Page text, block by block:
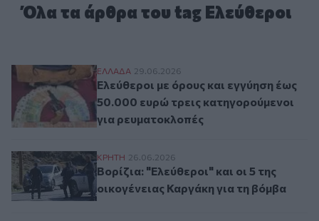
Όλα τα άρθρα του tag Ελεύθεροι
Ελεύθεροι με όρους και εγγύηση έως
ΕΛΛAΔΑ 29.06.2026
Ελεύθεροι με όρους και εγγύηση έως
50.000 ευρώ τρεις κατηγορούμενοι
για ρευματοκλοπές
Βορίζια: "Ελεύθεροι" και οι 5 της
ΚΡΗΤΗ 26.06.2026
Βορίζια: "Ελεύθεροι" και οι 5 της
οικογένειας Καργάκη για τη βόμβα